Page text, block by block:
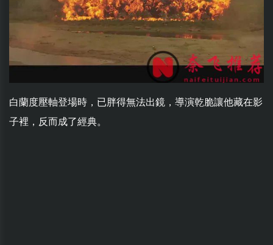
白蘭度壓軸登場時，已胖得無法出鏡，導演乾脆讓他藏在影
子裡，反而成了經典。